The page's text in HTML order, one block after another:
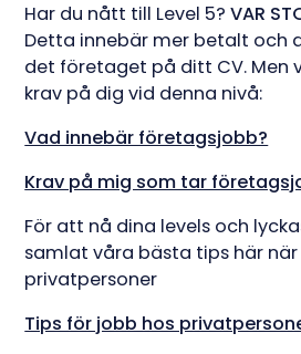
Har du nått till Level 5?VAR
Detta innebär mer betalt och
det företaget på ditt CV. Men
krav på dig vid denna nivå:
Vad innebär företagsjobb?
Krav på mig som tar
För att nå dina levels och
samlat våra bästa tips här
privatpersoner
Tips för jobb hos